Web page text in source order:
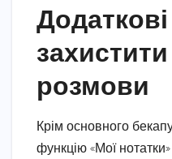
розмови
Крім основного
функцію «Мої